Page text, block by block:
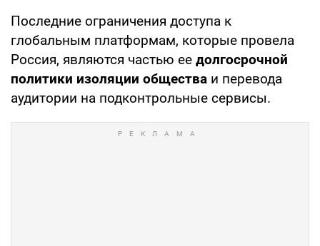
Последние ограничения доступа к
глобальным платформам, которые провела
Россия, являются частью ее долгосрочной
политики изоляции общества и перевода
аудитории на подконтрольные сервисы.